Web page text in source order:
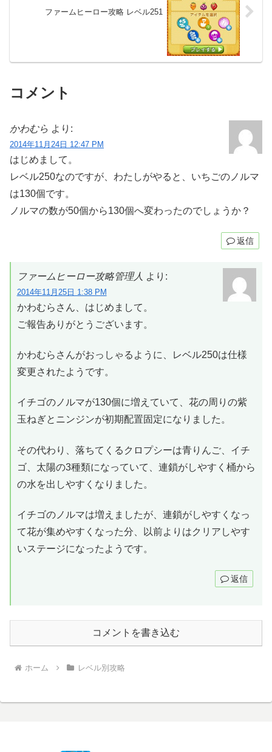
ファームヒーロー攻略 レベル251
コメント
かわむら より:
2014年11月24日 12:47 PM
はじめまして。
レベル250なのですが、わたしがやると、いちごのノルマ
は130個です。
ノルマの数が50個から130個へ変わったのでしょうか？
返信
ファームヒーロー攻略管理人 より:
2014年11月25日 1:38 PM
かわむらさん、はじめまして。
ご報告ありがとうございます。
かわむらさんがおっしゃるように、レベル250は仕様
変更されたようです。
イチゴのノルマが130個に増えていて、花の周りの紫
玉ねぎとニンジンが初期配置固定になりました。
その代わり、落ちてくるクロプシーは青りんご、イチ
ゴ、太陽の3種類になっていて、連鎖がしやすく桶から
の水を出しやすくなりました。
イチゴのノルマは増えましたが、連鎖がしやすくなっ
て花が集めやすくなった分、以前よりはクリアしやす
いステージになったようです。
返信
コメントを書き込む
ホーム レベル別攻略